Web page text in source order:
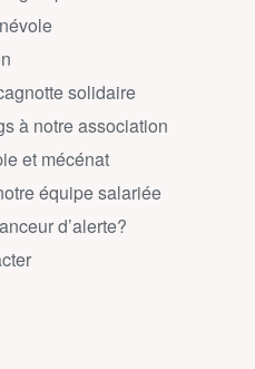
solidaire
à notre association
et mécénat
équipe salariée
d’alerte?